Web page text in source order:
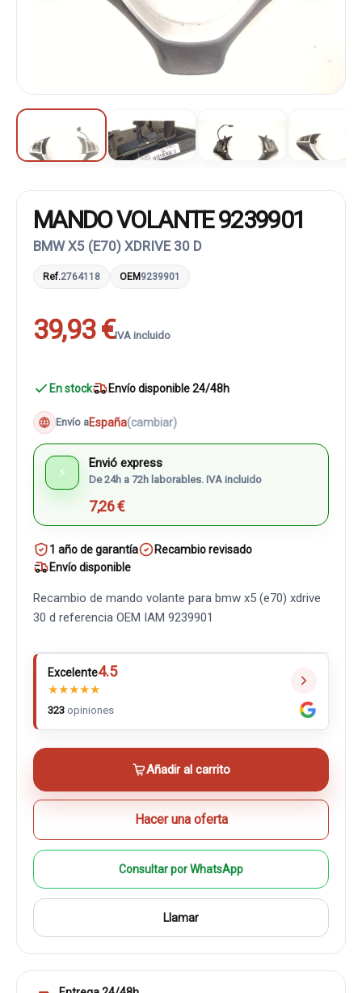
MANDO VOLANTE 9239901
BMW X5 (E70) XDRIVE 30 D
Ref.2764118 OEM9239901
39,93 €IVA incluido
En stock Envío disponible 24/48h
Envío aEspaña(cambiar)
⚡
Envió express
De 24h a 72h laborables. IVA incluido
7,26 €
1 año de garantía
Recambio revisado
Envío disponible
Recambio de mando volante para bmw x5 (e70) xdrive
30 d referencia OEM IAM 9239901
Excelente4.5
★★★★★
323 opiniones
Añadir al carrito
Hacer una oferta
Consultar por WhatsApp
Llamar